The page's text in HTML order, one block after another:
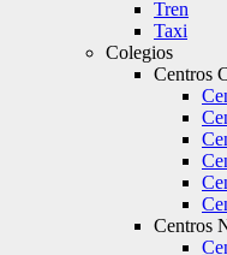
Tren
Taxi
Colegios
Centros
Centros